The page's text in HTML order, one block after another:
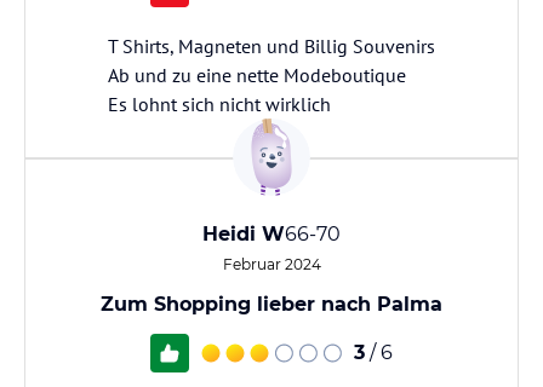
T Shirts, Magneten und Billig Souvenirs
Ab und zu eine nette Modeboutique
Heidi W66-70
Februar 2024
Zum Shopping lieber nach Palma
3 / 6